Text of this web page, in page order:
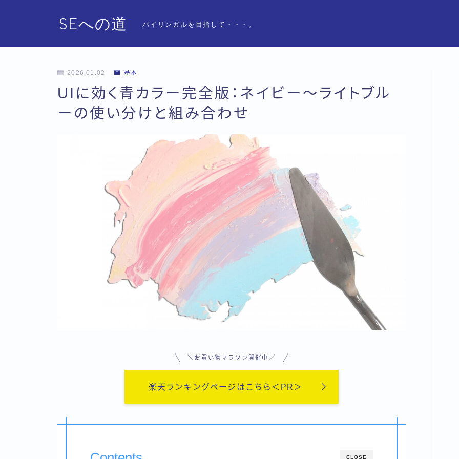
SEへの道 バイリンガルを目指して・・・。
2026.01.02 基本
UIに効く青カラー完全版：ネイビー〜ライトブル
ーの使い分けと組み合わせ
＼お買い物マラソン開催中／
楽天ランキングページはこちら＜PR＞
CLOSE